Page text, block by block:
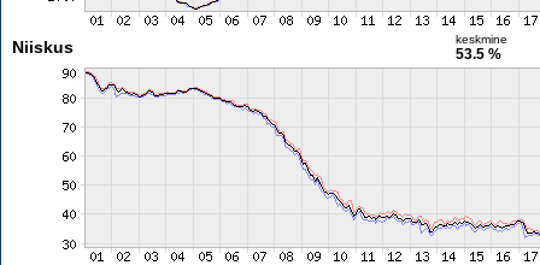
Niiskus keskmine
53.5 %